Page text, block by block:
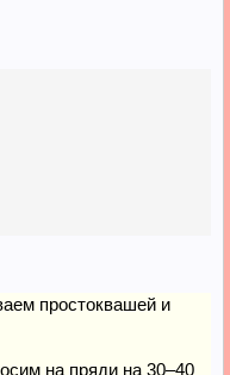
простоквашей и
на пряди на 30–40